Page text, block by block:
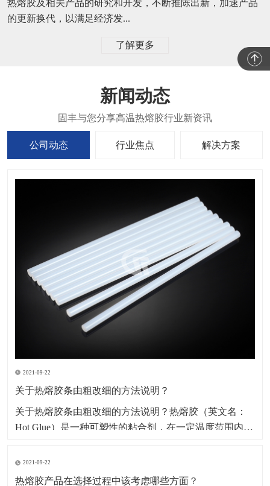
热熔胶及相关产品的研究和开发，不断推陈出新，加速产品
的更新换代，以满足经济发...
了解更多
新闻动态
公司动态 行业焦点 解决方案
2021-09-22
关于热熔胶条由粗改细的方法说明？
​关于热熔胶条由粗改细的方法说明？热熔胶（英文名：
Hot Glue）是一种可塑性的粘合剂，在一定温度范围内其
无味，属环保型化学产品。因其产品本身系固体，便于
包装、运输、存储、无溶剂、无污染、无毒型；以及生
2021-09-22
热熔胶产品在选择过程中该考虑哪些方面？